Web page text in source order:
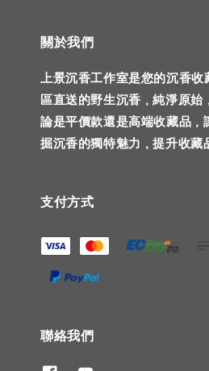
關於我們
上景沉香工作室是您的沉香
區直送的野生沉香，純淨原始
論是平價款還是高端收藏品，
掘沉香的獨特魅力，提升收藏
支付方式
聯絡我們